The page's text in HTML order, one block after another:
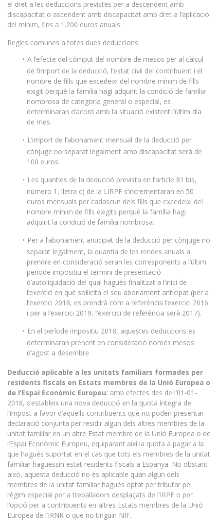
el dret a les deduccions previstes per a descendent amb
discapacitat o ascendent amb discapacitat amb dret a l’aplicació
del mínim, fins a 1.200 euros anuals.
Regles comunes a totes dues deduccions:
A l’efecte del còmput del nombre de mesos per al càlcul
de l’import de la deducció, l’estat civil del contribuent i el
nombre de fills que excedeixi del nombre mínim de fills
exigit perquè la família hagi adquirit la condició de família
nombrosa de categoria general o especial, es
determinaran d’acord amb la situació existent l’últim dia
de mes.
L’import de l’abonament mensual de la deducció per
cònjuge no separat legalment amb discapacitat serà de
100 euros.
Les quanties de la deducció prevista en l’article 81 bis,
número 1, lletra c) de la LIRPF s’incrementaran en 50
euros mensuals per cadascun dels fills que excedeixi del
nombre mínim de fills exigits perquè la família hagi
adquirit la condició de família nombrosa.
Per a l’abonament anticipat de la deducció per cònjuge no
separat legalment, la quantia de les rendes anuals a
prendre en consideració seran les corresponents a l’últim
període impositiu el termini de presentació
d’autoliquidació del qual hagués finalitzat a l’inici de
l’exercici en què sol·licita el seu abonament anticipat (per a
l’exercici 2018, es prendrà com a referència l’exercici 2016
i per a l’exercici 2019, l’exercici de referència serà 2017).
En el període impositiu 2018, aquestes deduccions es
determinaran prenent en consideració només mesos
d’agost a desembre
Deducció aplicable a les unitats familiars formades per
residents fiscals en Estats membres de la Unió Europea o
de l’Espai Econòmic Europeu: amb efectes des de l’01-01-
2018, s’estableix una nova deducció en la quota íntegra de
l’impost a favor d’aquells contribuents que no poden presentar
declaració conjunta per residir algun dels altres membres de la
unitat familiar en un altre Estat membre de la Unió Europea o de
l’Espai Econòmic Europeu, equiparant així la quota a pagar a la
que hagués suportat en el cas que tots els membres de la unitat
familiar haguessin estat residents fiscals a Espanya. No obstant
això, aquesta deducció no és aplicable quan algun dels
membres de la unitat familiar hagués optat per tributar pel
règim especial per a treballadors desplaçats de l’IRPF o per
l’opció per a contribuents en altres Estats membres de la Unió
Europea de l’IRNR o que no tinguin NIF.